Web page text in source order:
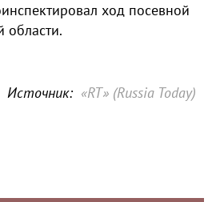
ход посевной
Источник: «RT» (Russia Today)